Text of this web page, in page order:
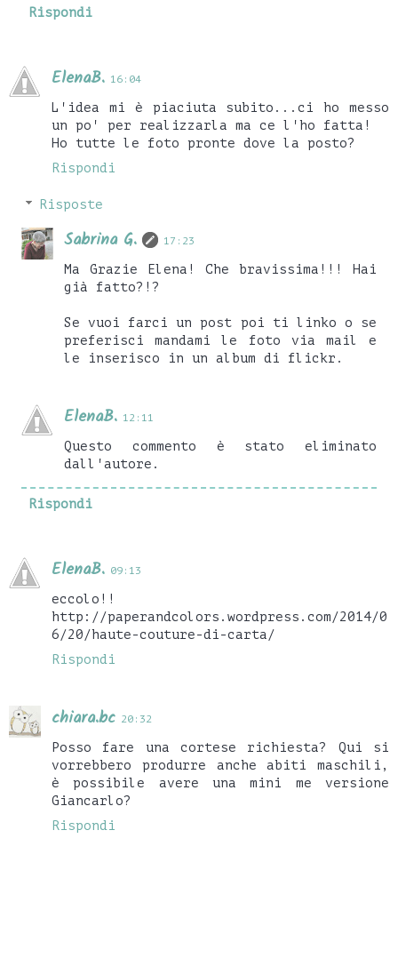
Rispondi
ElenaB. 16:04
L'idea mi è piaciuta subito...ci ho messo
un po' per realizzarla ma ce l'ho fatta!
Ho tutte le foto pronte dove la posto?
Rispondi
Risposte
Sabrina G. 17:23
Ma Grazie Elena! Che bravissima!!! Hai
già fatto?!?
Se vuoi farci un post poi ti linko o se
preferisci mandami le foto via mail e
le inserisco in un album di flickr.
ElenaB. 12:11
Questo commento è stato eliminato
dall'autore.
Rispondi
ElenaB. 09:13
eccolo!!
http://paperandcolors.wordpress.com/2014/0
6/20/haute-couture-di-carta/
Rispondi
chiara.bc 20:32
Posso fare una cortese richiesta? Qui si
vorrebbero produrre anche abiti maschili,
è possibile avere una mini me versione
Giancarlo?
Rispondi